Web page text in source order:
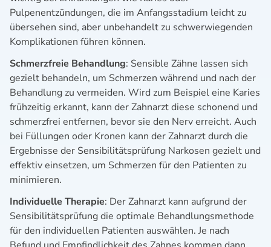
Pulpenentzündungen, die im Anfangsstadium leicht zu
übersehen sind, aber unbehandelt zu schwerwiegenden
Komplikationen führen können.
Schmerzfreie Behandlung: Sensible Zähne lassen sich
gezielt behandeln, um Schmerzen während und nach der
Behandlung zu vermeiden. Wird zum Beispiel eine Karies
frühzeitig erkannt, kann der Zahnarzt diese schonend und
schmerzfrei entfernen, bevor sie den Nerv erreicht. Auch
bei Füllungen oder Kronen kann der Zahnarzt durch die
Ergebnisse der Sensibilitätsprüfung Narkosen gezielt und
effektiv einsetzen, um Schmerzen für den Patienten zu
minimieren.
Individuelle Therapie: Der Zahnarzt kann aufgrund der
Sensibilitätsprüfung die optimale Behandlungsmethode
für den individuellen Patienten auswählen. Je nach